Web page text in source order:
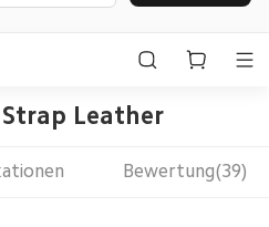
Leather
Bewertung(39)